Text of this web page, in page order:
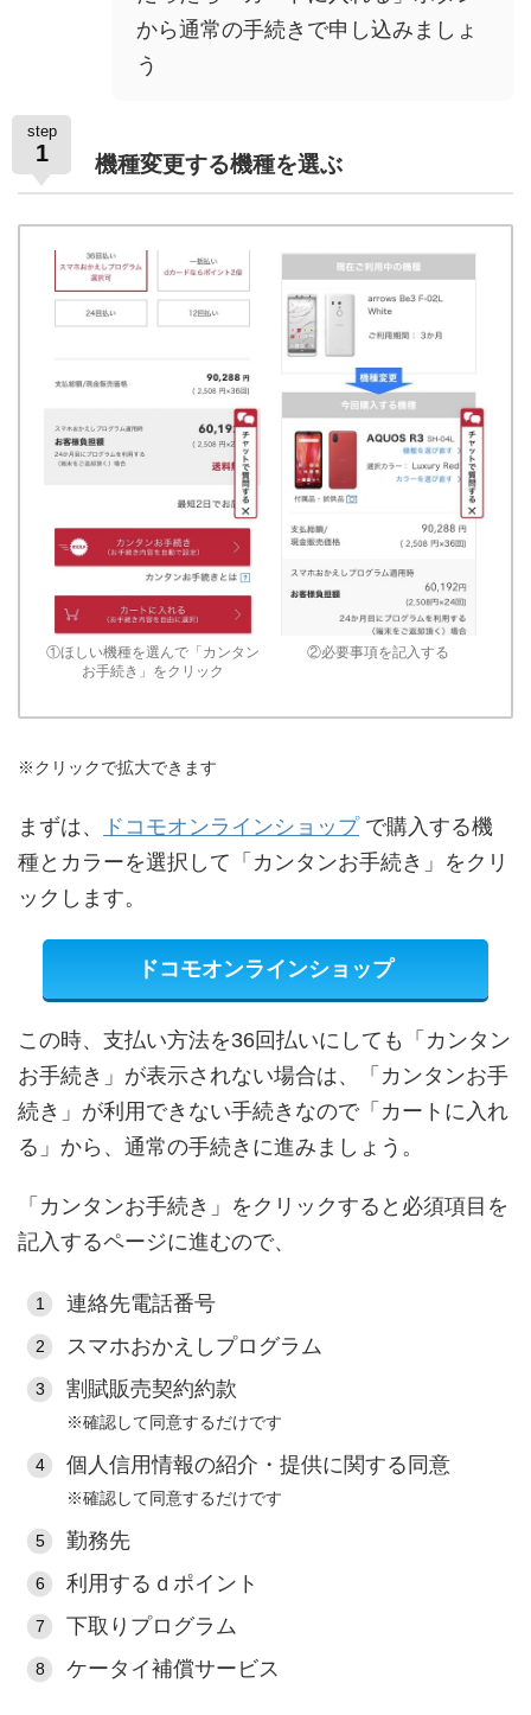
から通常の手続きで申し込みましょ
う
step
1 機種変更する機種を選ぶ
①ほしい機種を選んで「カンタン
お手続き」をクリック
②必要事項を記入する
※クリックで拡大できます
まずは、 ドコモオンラインショップで購入する機
種とカラーを選択して「カンタンお手続き」をクリ
ックします。
ドコモオンラインショップ
この時、支払い方法を36回払いにしても「カンタン
お手続き」が表示されない場合は、「カンタンお手
続き」が利用できない手続きなので「カートに入れ
る」から、通常の手続きに進みましょう。
「カンタンお手続き」をクリックすると必須項目を
記入するページに進むので、
連絡先電話番号
スマホおかえしプログラム
割賦販売契約約款
※確認して同意するだけです
個人信用情報の紹介・提供に関する同意
※確認して同意するだけです
勤務先
利用するｄポイント
下取りプログラム
ケータイ補償サービス